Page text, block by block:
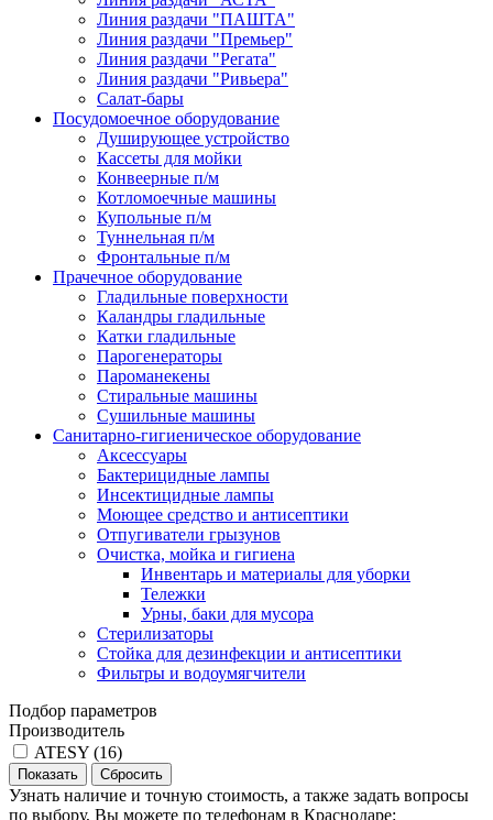
Линия раздачи "ПАШТА"
Линия раздачи "Премьер"
Линия раздачи "Регата"
Линия раздачи "Ривьера"
Салат-бары
Посудомоечное оборудование
Душирующее устройство
Кассеты для мойки
Конвеерные п/м
Котломоечные машины
Купольные п/м
Туннельная п/м
Фронтальные п/м
Прачечное оборудование
Гладильные поверхности
Каландры гладильные
Катки гладильные
Парогенераторы
Пароманекены
Стиральные машины
Сушильные машины
Санитарно-гигиеническое оборудование
Аксессуары
Бактерицидные лампы
Инсектицидные лампы
Моющее средство и антисептики
Отпугиватели грызунов
Очистка, мойка и гигиена
Инвентарь и материалы для уборки
Тележки
Урны, баки для мусора
Стерилизаторы
Стойка для дезинфекции и антисептики
Фильтры и водоумягчители
Подбор параметров
Производитель
ATESY (16)
Узнать наличие и точную стоимость, а также задать вопросы
по выбору, Вы можете по телефонам в Краснодаре: